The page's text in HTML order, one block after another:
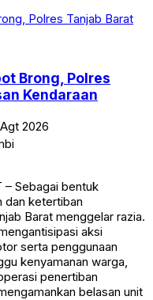
Brong, Polres
Kendaraan
2026
– Sebagai bentuk
dan ketertiban
Barat menggelar razia.
aksi
serta penggunaan
kenyamanan warga,
penertiban
belasan unit